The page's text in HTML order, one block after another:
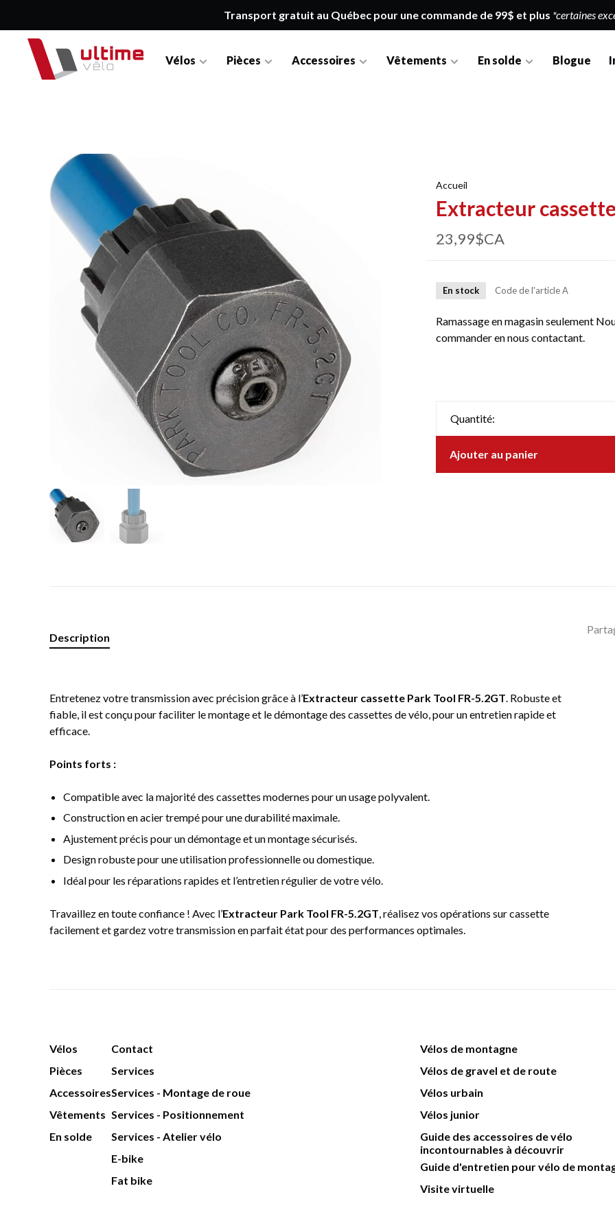
Transport gratuit au Québec pour une commande de 99$ et plus *certaines
Vélos Pièces Accessoires Vêtements En solde Blogue
Accueil
Extracteur
23,99$CA
En stock Code de l'articleA
Ramassage en magasin seulement
commander en nous contactant.
Quantité:
Ajouter au panier
Description
Entretenez votre transmission avec précision grâce à l’Extracteur cassette Park Tool FR-5.2GT. Robuste et
fiable, il est conçu pour faciliter le montage et le démontage des cassettes de vélo, pour un entretien rapide et
efficace.
Points forts :
Compatible avec la majorité des cassettes modernes pour un usage polyvalent.
Construction en acier trempé pour une durabilité maximale.
Ajustement précis pour un démontage et un montage sécurisés.
Design robuste pour une utilisation professionnelle ou domestique.
Idéal pour les réparations rapides et l’entretien régulier de votre vélo.
Travaillez en toute confiance ! Avec l’Extracteur Park Tool FR-5.2GT , réalisez vos opérations sur cassette
facilement et gardez votre transmission en parfait état pour des performances optimales.
Vélos
Pièces
Accessoires
Vêtements
En solde
Contact
Services
Services - Montage de roue
Services - Positionnement
Services - Atelier vélo
E-bike
Fat bike
Vélos de montagne
Vélos de gravel et de route
Vélos urbain
Vélos junior
Guide des accessoires de vélo
incontournables à découvrir
Guide d'entretien pour vélo de
Visite virtuelle